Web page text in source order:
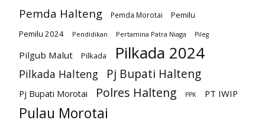
Pemda Halteng Pemda Morotai
Pemilu
Pemilu 2024
Pendidikan Pertamina Patra Niaga Pileg
Pilgub Malut Pilkada Pilkada 2024
Pilkada Halteng Pj Bupati Halteng
Pj Bupati Morotai Polres Halteng PPK PT IWIP
Pulau Morotai